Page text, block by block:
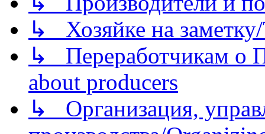
↳ Хозяйке на
↳ Переработчикам о
about producers
↳ Организация,